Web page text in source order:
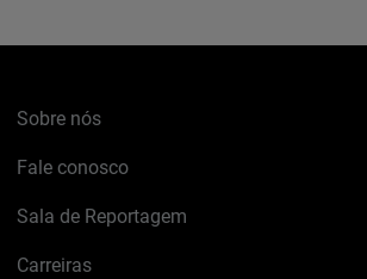
Sobre nós
Fale conosco
Sala de Reportagem
Carreiras